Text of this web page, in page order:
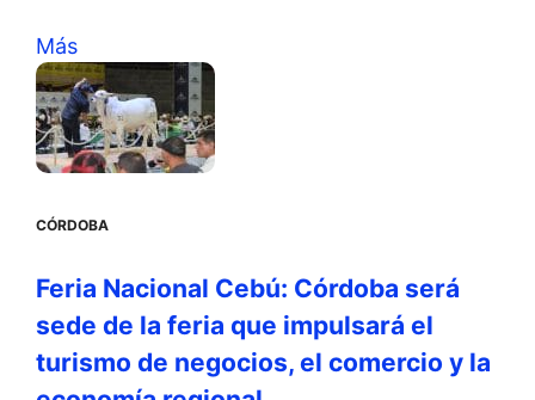
Más
CÓRDOBA
Feria Nacional Cebú: Córdoba será
sede de la feria que impulsará el
turismo de negocios, el comercio y la